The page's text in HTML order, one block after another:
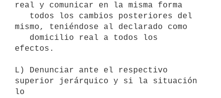
real y comunicar en la misma forma
mismo, teniéndose al declarado como
efectos.
L) Denunciar ante el respectivo
superior jerárquico y si la situación
lo